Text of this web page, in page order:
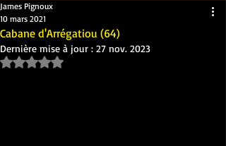
Cabane d'Arrégatiou (64)
James Pignoux
10 mars 2021
Dernière mise à jour : 27 nov. 2023
Noté NaN étoiles sur 5.